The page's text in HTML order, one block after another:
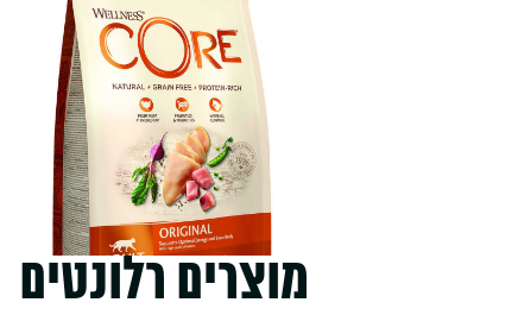
מוצרים רלונטים